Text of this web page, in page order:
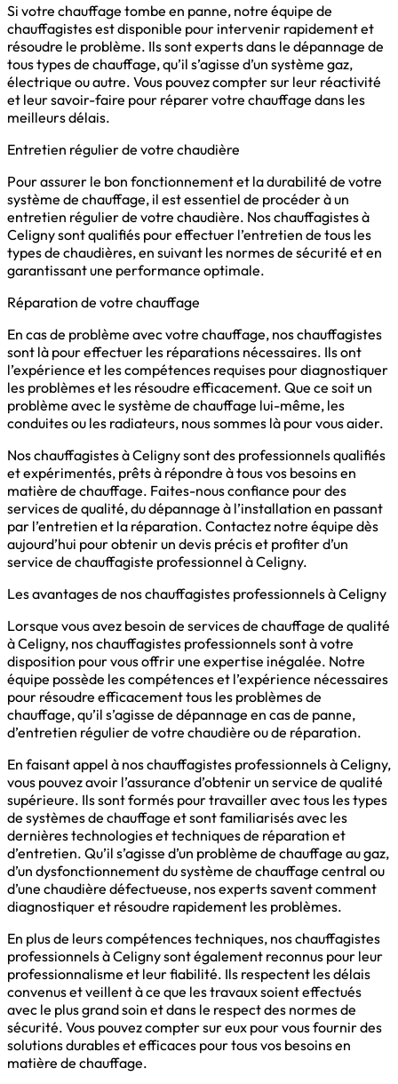
Si votre chauffage tombe en panne, notre équipe de
chauffagistes est disponible pour intervenir rapidement et
résoudre le problème. Ils sont experts dans le dépannage de
tous types de chauffage, qu’il s’agisse d’un système gaz,
électrique ou autre. Vous pouvez compter sur leur réactivité
et leur savoir-faire pour réparer votre chauffage dans les
meilleurs délais.
Entretien régulier de votre chaudière
Pour assurer le bon fonctionnement et la durabilité de votre
système de chauffage, il est essentiel de procéder à un
entretien régulier de votre chaudière. Nos chauffagistes à
Celigny sont qualifiés pour effectuer l’entretien de tous les
types de chaudières, en suivant les normes de sécurité et en
garantissant une performance optimale.
Réparation de votre chauffage
En cas de problème avec votre chauffage, nos chauffagistes
sont là pour effectuer les réparations nécessaires. Ils ont
l’expérience et les compétences requises pour diagnostiquer
les problèmes et les résoudre efficacement. Que ce soit un
problème avec le système de chauffage lui-même, les
conduites ou les radiateurs, nous sommes là pour vous aider.
Nos chauffagistes à Celigny sont des professionnels qualifiés
et expérimentés, prêts à répondre à tous vos besoins en
matière de chauffage. Faites-nous confiance pour des
services de qualité, du dépannage à l’installation en passant
par l’entretien et la réparation. Contactez notre équipe dès
aujourd’hui pour obtenir un devis précis et profiter d’un
service de chauffagiste professionnel à Celigny.
Les avantages de nos chauffagistes professionnels à Celigny
Lorsque vous avez besoin de services de chauffage de qualité
à Celigny, nos chauffagistes professionnels sont à votre
disposition pour vous offrir une expertise inégalée. Notre
équipe possède les compétences et l’expérience nécessaires
pour résoudre efficacement tous les problèmes de
chauffage, qu’il s’agisse de dépannage en cas de panne,
d’entretien régulier de votre chaudière ou de réparation.
En faisant appel à nos chauffagistes professionnels à Celigny,
vous pouvez avoir l’assurance d’obtenir un service de qualité
supérieure. Ils sont formés pour travailler avec tous les types
de systèmes de chauffage et sont familiarisés avec les
dernières technologies et techniques de réparation et
d’entretien. Qu’il s’agisse d’un problème de chauffage au gaz,
d’un dysfonctionnement du système de chauffage central ou
d’une chaudière défectueuse, nos experts savent comment
diagnostiquer et résoudre rapidement les problèmes.
En plus de leurs compétences techniques, nos chauffagistes
professionnels à Celigny sont également reconnus pour leur
professionnalisme et leur fiabilité. Ils respectent les délais
convenus et veillent à ce que les travaux soient effectués
avec le plus grand soin et dans le respect des normes de
sécurité. Vous pouvez compter sur eux pour vous fournir des
solutions durables et efficaces pour tous vos besoins en
matière de chauffage.